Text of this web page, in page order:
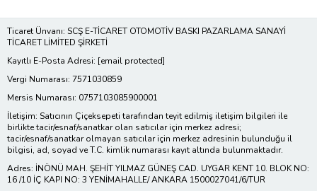
Ticaret Ünvanı: SCŞ E-TİCARET OTOMOTİV BASKI PAZARLAMA SANAYİ
TİCARET LİMİTED ŞİRKETİ
Kayıtlı E-Posta Adresi: [email protected]
Vergi Numarası: 7571030859
Mersis Numarası: 0757103085900001
İletişim: Satıcının Çiçeksepeti tarafından teyit edilmiş iletişim bilgileri ile
birlikte tacir/esnaf/sanatkar olan satıcılar için merkez adresi;
tacir/esnaf/sanatkar olmayan satıcılar için merkez adresinin bulunduğu il
bilgisi, ad, soyad ve T.C. kimlik numarası kayıt altında bulunmaktadır.
Adres: İNÖNÜ MAH. ŞEHİT YILMAZ GÜNEŞ CAD. UYGAR KENT 10. BLOK NO:
16 /10 İÇ KAPI NO: 3 YENİMAHALLE/ ANKARA 1500027041/6/TUR